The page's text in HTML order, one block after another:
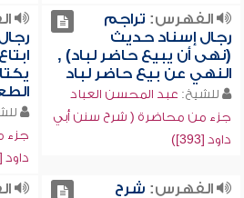
الفهرس: تراجم
رجال إسناد حديث
(نهى أن يبيع حاضر لباد) ,
النهي عن بيع حاضر لباد
للشيخ: عبد المحسن العباد
جزء من محاضرة ( شرح سنن أبي
داود [393])
جزء
داود [397])
الفهرس: شرح